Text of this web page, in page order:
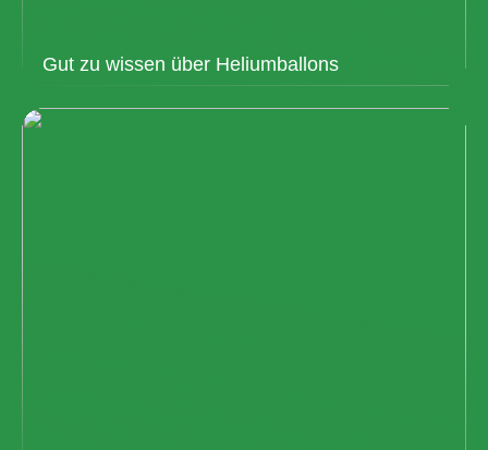
Gut zu wissen über Heliumballons